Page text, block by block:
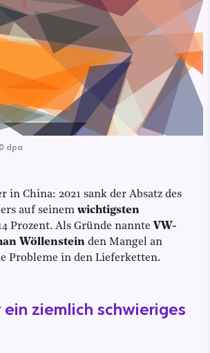
dpa
in China: 2021 sank der Absatz des
auf seinem wichtigsten
Prozent. Als Gründe nannte VW-
Wöllenstein den Mangel an
Probleme in den Lieferketten.
ein ziemlich schwieriges